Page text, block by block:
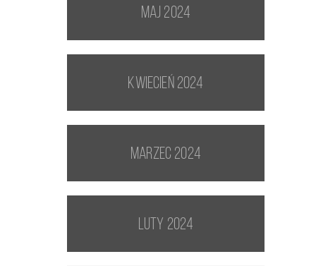
maj 2024
kwiecień 2024
marzec 2024
luty 2024